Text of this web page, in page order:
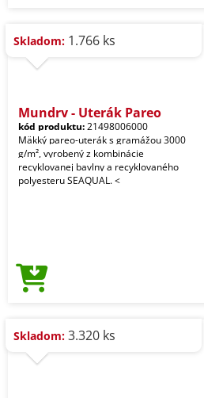
Skladom: 1.766 ks
Mundry - Uterák Pareo
kód produktu:21498006000
Mäkký pareo-uterák s gramážou 3000
g/m², vyrobený z kombinácie
recyklovanej bavlny a recyklovaného
polyesteru SEAQUAL. <
Skladom: 3.320 ks